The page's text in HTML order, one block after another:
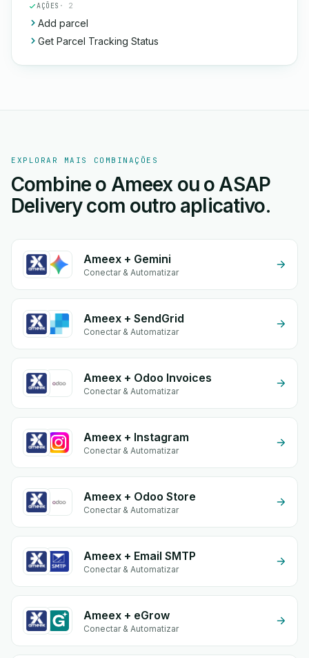
AÇÕES · 2
Add parcel
Get Parcel Tracking Status
EXPLORAR MAIS COMBINAÇÕES
Combine o Ameex ou o ASAP
Delivery com outro aplicativo.
Ameex + Gemini
Conectar & Automatizar
Ameex + SendGrid
Conectar & Automatizar
Ameex + Odoo Invoices
Conectar & Automatizar
Ameex + Instagram
Conectar & Automatizar
Ameex + Odoo Store
Conectar & Automatizar
Ameex + Email SMTP
Conectar & Automatizar
Ameex + eGrow
Conectar & Automatizar